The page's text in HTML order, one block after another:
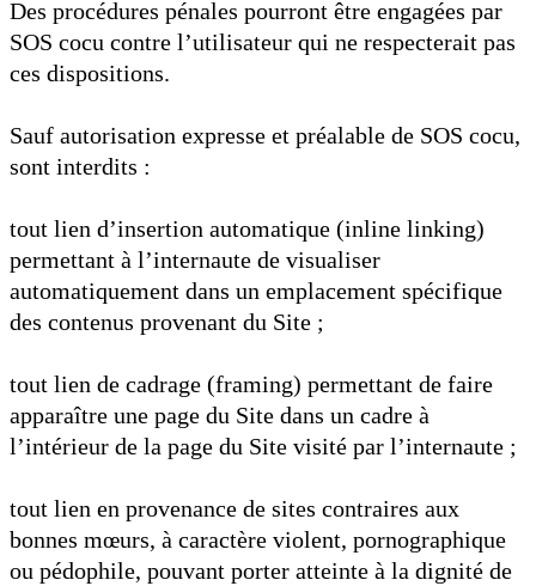
Des procédures pénales pourront être engagées par
SOS cocu contre l’utilisateur qui ne respecterait pas
ces dispositions.
Sauf autorisation expresse et préalable de SOS cocu,
sont interdits :
tout lien d’insertion automatique (inline linking)
permettant à l’internaute de visualiser
automatiquement dans un emplacement spécifique
des contenus provenant du Site ;
tout lien de cadrage (framing) permettant de faire
apparaître une page du Site dans un cadre à
l’intérieur de la page du Site visité par l’internaute ;
tout lien en provenance de sites contraires aux
bonnes mœurs, à caractère violent, pornographique
ou pédophile, pouvant porter atteinte à la dignité de